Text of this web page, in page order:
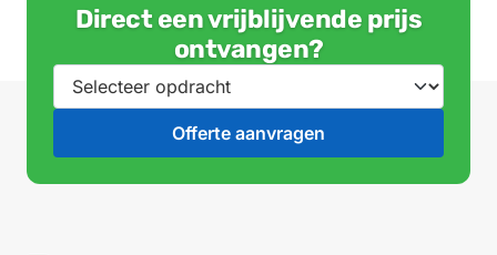
Direct een vrijblijvende prijs
ontvangen?